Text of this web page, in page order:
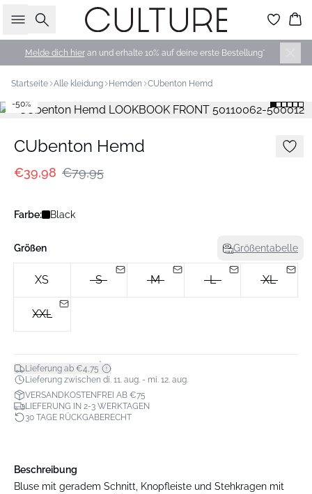
Suche
Melde dich hieran und erhalte 10% auf deine erste Bestellung*
Startseite Alle kleidung Hemden CUbenton Hemd
-50%
CUbenton Hemd
€39,98 €79,95
Farbe: Black
Größen Größentabelle
XS S M L XL
XXL
Lieferung ab €4,75*
Lieferung zwischen di. 11. aug. - mi. 12. aug.
VERSANDKOSTENFREI AB €75
LIEFERUNG IN 2-3 WERKTAGEN
30 TAGE RÜCKGABERECHT
Beschreibung
Bluse mit geradem Schnitt, Knopfleiste und Stehkragen mit